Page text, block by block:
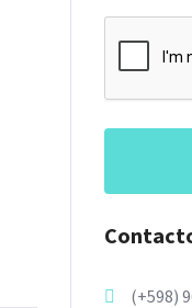
(+598)